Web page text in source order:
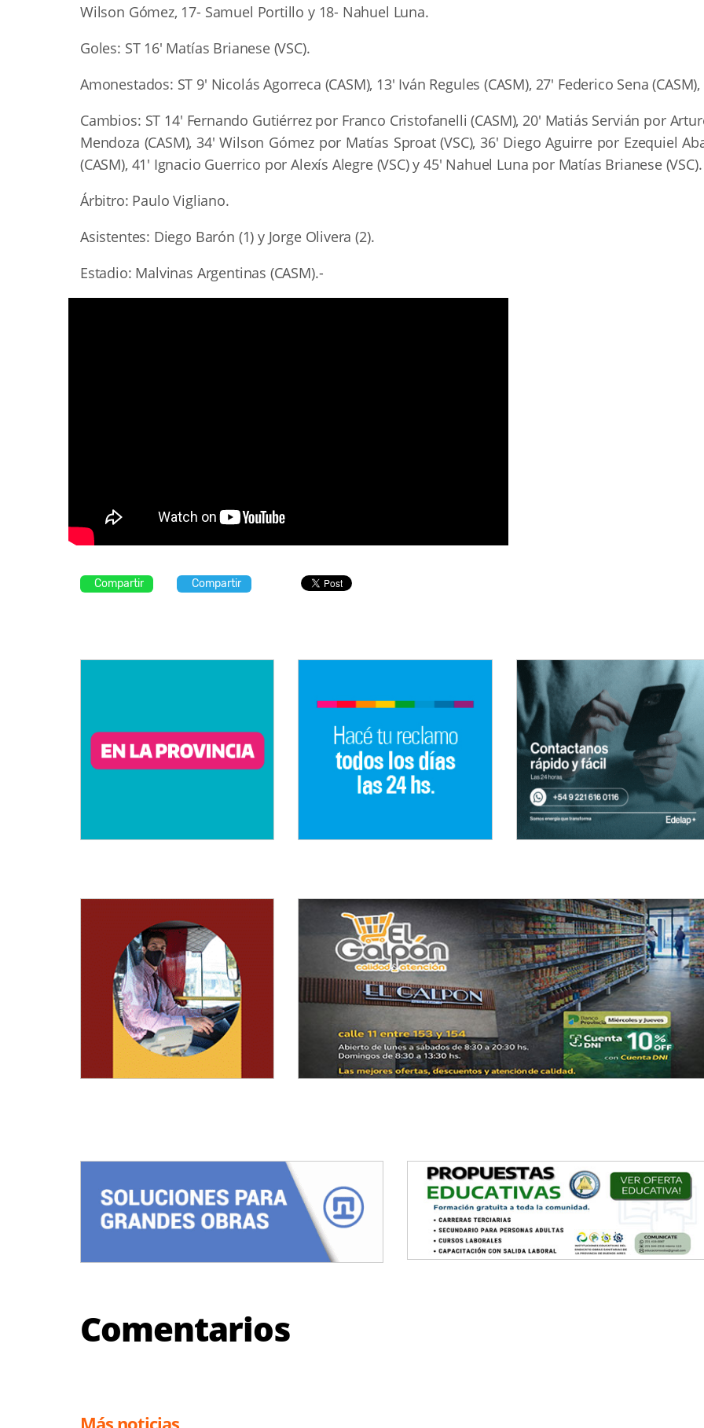
Wilson Gómez, 17- Samuel Portillo y 18- Nahuel Luna.
Goles: ST 16′ Matías Brianese (VSC).
Amonestados: ST 9′ Nicolás Agorreca (CASM), 13′ Iván Regules (CASM), 27′ Federico Sena (CASM),
Cambios: ST 14′ Fernando Gutiérrez por Franco Cristofanelli (CASM), 20′ Matiás Servián por
Mendoza (CASM), 34′ Wilson Gómez por Matías Sproat (VSC), 36′ Diego Aguirre por Ezequiel
(CASM), 41′ Ignacio Guerrico por Alexís Alegre (VSC) y 45′ Nahuel Luna por Matías Brianese (VSC).
Árbitro: Paulo Vigliano.
Asistentes: Diego Barón (1) y Jorge Olivera (2).
Estadio: Malvinas Argentinas (CASM).-
Compartir Compartir
Comentarios
Más noticias